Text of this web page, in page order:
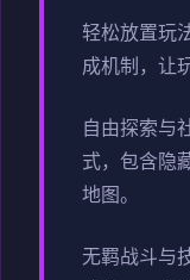
轻松放置玩
成机制，让
自由探索与
式，包含隐
地图。
无羁战斗与